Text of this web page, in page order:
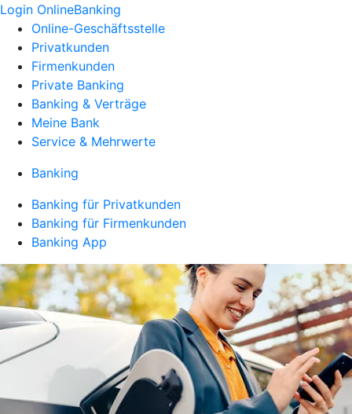
Login OnlineBanking
Online-Geschäftsstelle
Privatkunden
Firmenkunden
Private Banking
Banking & Verträge
Meine Bank
Service & Mehrwerte
Banking
Banking für Privatkunden
Banking für Firmenkunden
Banking App